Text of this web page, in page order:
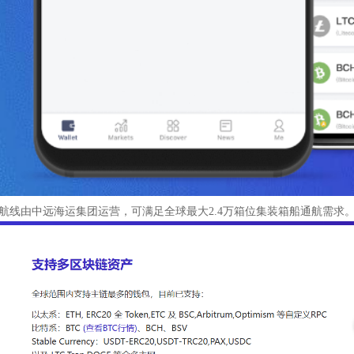
线由中远海运集团运营，可满足全球最大2.4万箱位集装箱船通航需求